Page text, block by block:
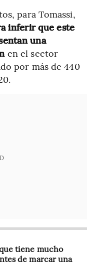
para Tomassi,
inferir que este
una
en el sector
por más de 440
tiene mucho
de marcar una